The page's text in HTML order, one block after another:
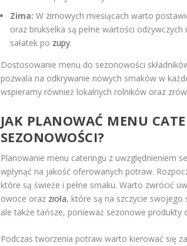
Zima: W zimowych miesiącach warto
oraz brukselka są pełne wartości
sałatek po zupy.
Dostosowanie menu do sezonowości
pozwala na odkrywanie nowych smaków w
wspieramy również lokalnych rolników oraz
JAK PLANOWAĆ MENU
SEZONOWOŚCI?
Planowanie menu cateringu z uwzględnieniem
wpłynąć na jakość oferowanych potraw.
które są świeże i pełne smaku. Warto zwrócić
owoce oraz zioła, które są na szczycie swojego
ale także tańsze, ponieważ sezonowe produkty
Podczas tworzenia potraw warto kierować się